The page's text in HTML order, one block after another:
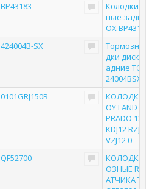
BP43183
Колодки
ные задние
OX BP43183
424004B-SX
Тормозные
дки
адние
24004BSX
0101GRJ150R
КОЛОДКИ
OY LAND
PRADO 120
KDJ12 RZJ12
VZJ12 0
QF52700
КОЛОДКИ
ОЗНЫЕ RR
АТЧИКА